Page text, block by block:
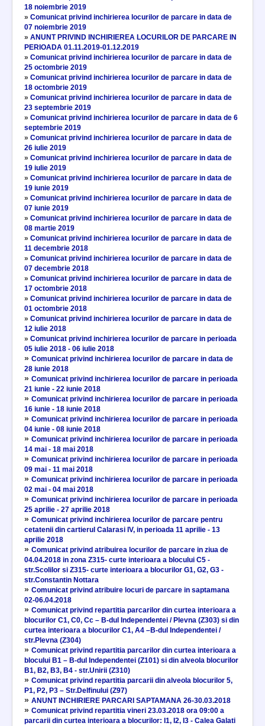
18 noiembrie 2019
» Comunicat privind inchirierea locurilor de parcare in data de
07 noiembrie 2019
» ANUNT PRIVIND INCHIRIEREA LOCURILOR DE PARCARE IN
PERIOADA 01.11.2019-01.12.2019
» Comunicat privind inchirierea locurilor de parcare in data de
25 octombrie 2019
» Comunicat privind inchirierea locurilor de parcare in data de
18 octombrie 2019
» Comunicat privind inchirierea locurilor de parcare in data de
23 septembrie 2019
» Comunicat privind inchirierea locurilor de parcare in data de 6
septembrie 2019
» Comunicat privind inchirierea locurilor de parcare in data de
26 iulie 2019
» Comunicat privind inchirierea locurilor de parcare in data de
19 iulie 2019
» Comunicat privind inchirierea locurilor de parcare in data de
19 iunie 2019
» Comunicat privind inchirierea locurilor de parcare in data de
07 iunie 2019
» Comunicat privind inchirierea locurilor de parcare in data de
08 martie 2019
» Comunicat privind inchirierea locurilor de parcare in data de
11 decembrie 2018
» Comunicat privind inchirierea locurilor de parcare in data de
07 decembrie 2018
» Comunicat privind inchirierea locurilor de parcare in data de
17 octombrie 2018
» Comunicat privind inchirierea locurilor de parcare in data de
01 octombrie 2018
» Comunicat privind inchirierea locurilor de parcare in data de
12 iulie 2018
» Comunicat privind inchirierea locurilor de parcare in perioada
05 iulie 2018 - 06 iulie 2018
» Comunicat privind inchirierea locurilor de parcare in data de
28 iunie 2018
» Comunicat privind inchirierea locurilor de parcare in perioada
21 iunie - 22 iunie 2018
» Comunicat privind inchirierea locurilor de parcare in perioada
16 iunie - 18 iunie 2018
» Comunicat privind inchirierea locurilor de parcare in perioada
04 iunie - 08 iunie 2018
» Comunicat privind inchirierea locurilor de parcare in perioada
14 mai - 18 mai 2018
» Comunicat privind inchirierea locurilor de parcare in perioada
09 mai - 11 mai 2018
» Comunicat privind inchirierea locurilor de parcare in perioada
02 mai - 04 mai 2018
» Comunicat privind inchirierea locurilor de parcare in perioada
25 aprilie - 27 aprilie 2018
» Comunicat privind inchirierea locurilor de parcare pentru
cetatenii din cartierul Calarasi IV, in perioada 11 aprilie - 13
aprilie 2018
» Comunicat privind atribuirea locurilor de parcare in ziua de
04.04.2018 in zona Z315- curte interioara a blocului C5 -
str.Scolilor si Z315- curte interioara a blocurilor G1, G2, G3 -
str.Constantin Nottara
» Comunicat privind atribuire locuri de parcare in saptamana
02-06.04.2018
» Comunicat privind repartitia parcarilor din curtea interioara a
blocurilor C1, C0, Cc – B-dul Independentei / Plevna (Z303) si din
curtea interioara a blocurilor C1, A4 –B-dul Independentei /
str.Plevna (Z304)
» Comunicat privind repartitia parcarilor din curtea interioara a
blocului B1 – B-dul Independentei (Z101) si din alveola blocurilor
B1, B2, B3, B4 - str.Unirii (Z310)
» Comunicat privind repartitia parcarii din alveola blocurilor 5,
P1, P2, P3 – Str.Delfinului (Z97)
» ANUNT INCHIRIERE PARCARI SAPTAMANA 26-30.03.2018
» Comunicat privind repartitia vineri 23.03.2018 ora 09:00 a
parcarii din curtea interioara a blocurilor: I1, I2, I3 - Calea Galati